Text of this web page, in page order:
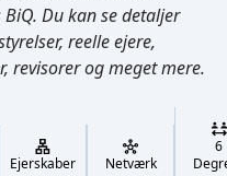
Du kan se detaljer
reelle ejere,
revisorer og meget mere.
Ejerskaber Netværk
6